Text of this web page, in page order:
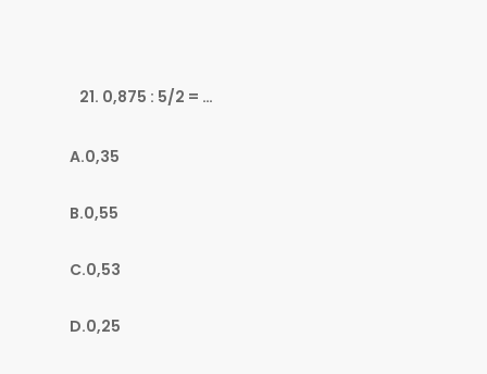
0,875 : 5/2 = …
A.0,35
B.0,55
C.0,53
D.0,25